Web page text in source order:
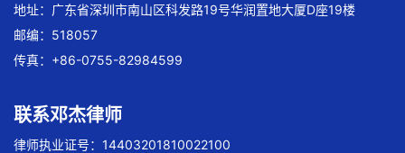
地址：广东省深圳市南山区科发路19号华润置地大厦D座19楼
邮编：518057
传真：+86-0755-82984599
联系邓杰律师
律师执业证号：14403201810022100